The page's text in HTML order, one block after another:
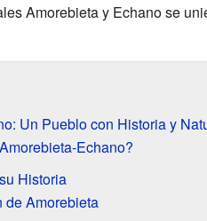
Amorebieta y Echano se
Un Pueblo con Historia y
Echano?
Historia
de Amorebieta